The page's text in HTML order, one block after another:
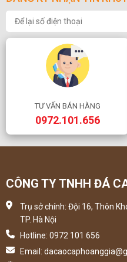
TƯ VẤN BÁN HÀNG
0972.101.656
CÔNG TY TNHH ĐÁ
Trụ sở chính: Đội 16, Thôn
TP. Hà Nội
Hotline: 0972 101 656
Email: